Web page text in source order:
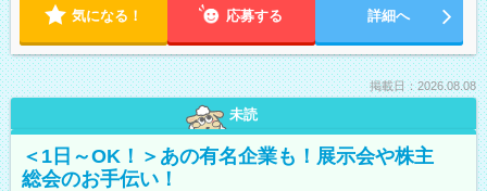
気になる！ 応募する 詳細へ
掲載日：2026.08.08
未読
＜1日～OK！＞あの有名企業も！展示会や株主
総会のお手伝い！